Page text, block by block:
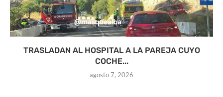
TRASLADAN AL HOSPITAL A LA PAREJA CUYO
COCHE...
agosto 7, 2026